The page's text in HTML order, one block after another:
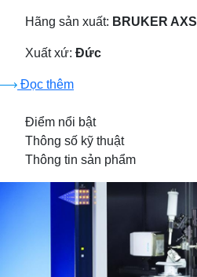
Hãng sản xuất: BRUKER AXS
Xuất xứ: Đức
Đọc thêm
Điểm nổi bật
Thông số kỹ thuật
Thông tin sản phẩm